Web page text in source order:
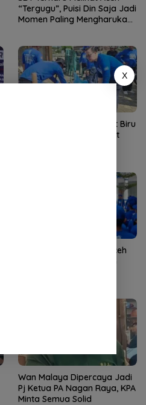
“Tergugu”, Puisi Din Saja Jadi
Momen Paling Mengharukan
Gerakan Nasional Langit Biru
Indonesia Asri, Demokrat
DPD Partai Demokrat Aceh
Wan Malaya Dipercaya Jadi
Pj Ketua PA Nagan Raya, KPA
Minta Semua Solid
X